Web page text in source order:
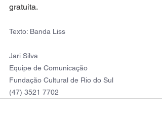
gratuita.
Texto: Banda Liss
Jari Silva
Equipe de Comunicação
Fundação Cultural de Rio do Sul
(47) 3521 7702